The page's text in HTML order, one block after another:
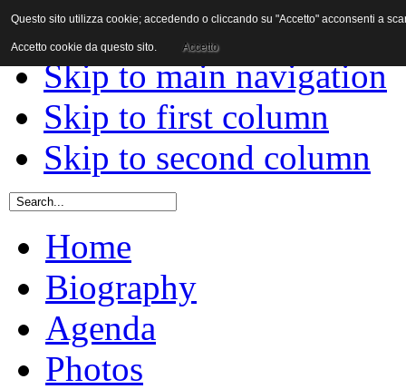
Skip to content
Skip to main navigation
Skip to first column
Skip to second column
Home
Biography
Agenda
Photos
Questo sito utilizza cookie; accedendo o cliccando su "Accetto" acconsenti a
Accetto cookie da questo sito. Accetto